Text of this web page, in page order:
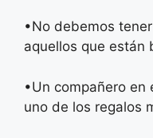
•​No debemos
aquellos que están
•​Un compañero en
uno de los regalos